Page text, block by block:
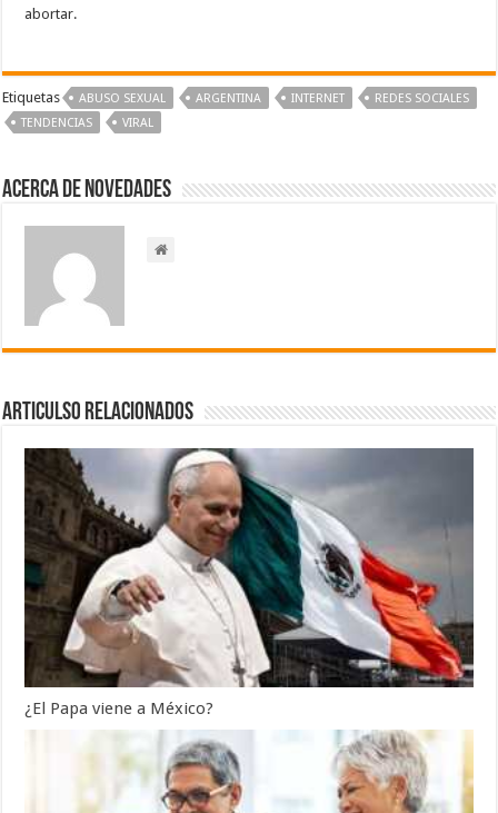
abortar.
Etiquetas ABUSO SEXUAL ARGENTINA INTERNET
REDES SOCIALES
TENDENCIAS
VIRAL
Acerca de NOVEDADES
Articulso Relacionados
¿El Papa viene a México?